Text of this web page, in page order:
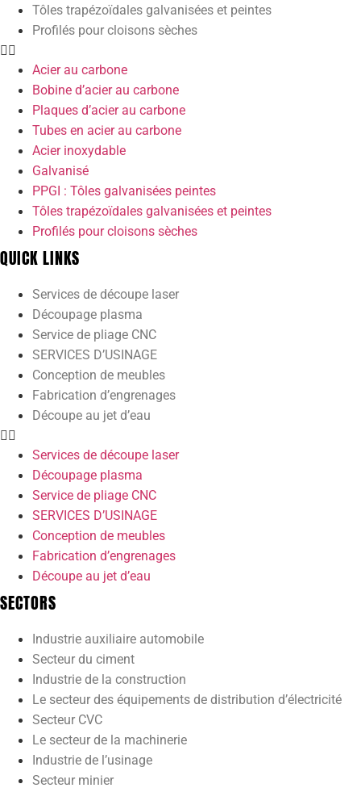
Tôles trapézoïdales galvanisées et peintes
Profilés pour cloisons sèches
Acier au carbone
Bobine d’acier au carbone
Plaques d’acier au carbone
Tubes en acier au carbone
Acier inoxydable
Galvanisé
PPGI : Tôles galvanisées peintes
Tôles trapézoïdales galvanisées et peintes
Profilés pour cloisons sèches
QUICK LINKS
Services de découpe laser
Découpage plasma
Service de pliage CNC
SERVICES D’USINAGE
Conception de meubles
Fabrication d’engrenages
Découpe au jet d’eau
Services de découpe laser
Découpage plasma
Service de pliage CNC
SERVICES D’USINAGE
Conception de meubles
Fabrication d’engrenages
Découpe au jet d’eau
SECTORS
Industrie auxiliaire automobile
Secteur du ciment
Industrie de la construction
Le secteur des équipements de distribution d’électricité
Secteur CVC
Le secteur de la machinerie
Industrie de l’usinage
Secteur minier